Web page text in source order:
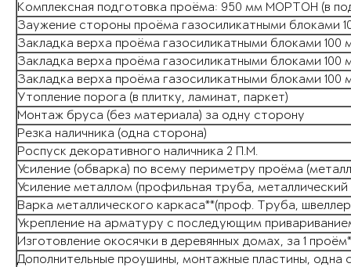
Комплексная подготовка проёма: 950 мм МОРТОН (в
Заужение стороны проёма газосиликатными блоками
Закладка верха проёма газосиликатными блоками
Закладка верха проёма газосиликатными блоками
Закладка верха проёма газосиликатными блоками
Утопление порога (в плитку, ламинат, паркет)
Монтаж бруса (без материала) за одну сторону
Резка наличника (одна сторона)
Роспуск декоративного наличника 2 П.М.
Усиление (обварка) по всему периметру проёма
Усиление металлом (профильная труба,
Варка металлического каркаса**(проф. Труба,
Укрепление на арматуру с последующим
Изготовление окосячки в деревянных домах, за 1
Дополнительные проушины, монтажные пластины, одна